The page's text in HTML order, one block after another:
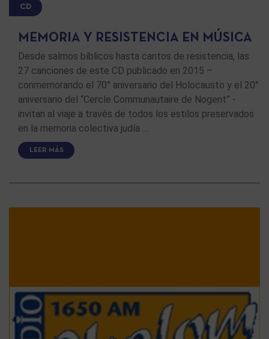
CD
MEMORIA Y RESISTENCIA EN MÚSICA
Desde salmos bíblicos hasta cantos de resistencia, las
27 canciones de este CD publicado en 2015 –
conmemorando el 70° aniversario del Holocausto y el 20°
aniversario del “Cercle Communautaire de Nogent” -
invitan al viaje a través de todos los estilos preservados
en la memoria colectiva judía …
LEER MÁS